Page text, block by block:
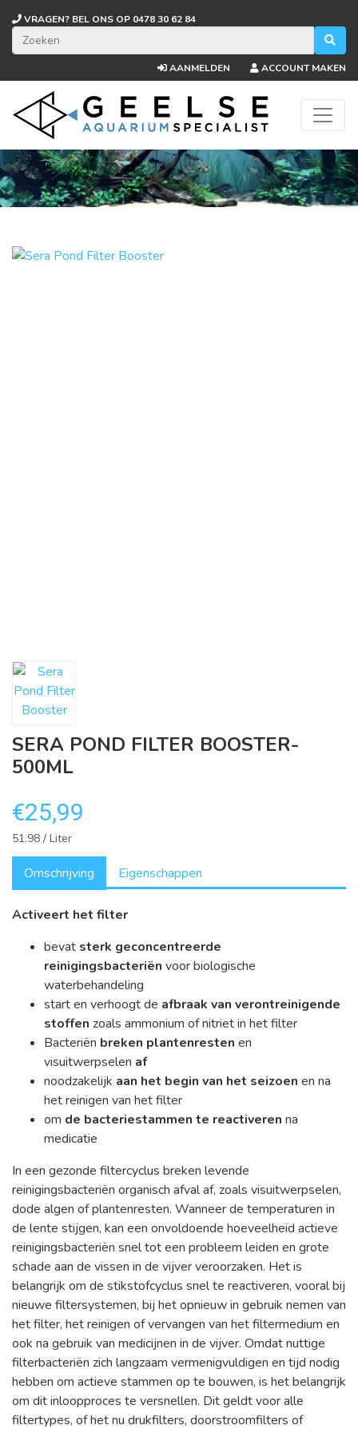
VRAGEN? BEL ONS OP 0478 30 62 84
AANMELDEN ACCOUNT MAKEN
SERA POND FILTER BOOSTER-
500ML
€25,99
51.98 / Liter
Omschrijving Eigenschappen
Activeert het filter
bevat sterk geconcentreerde
reinigingsbacteriën voor biologische
waterbehandeling
start en verhoogt de afbraak van verontreinigende
stoffen zoals ammonium of nitriet in het filter
Bacteriën breken plantenresten en
visuitwerpselen af
noodzakelijk aan het begin van het seizoen en na
het reinigen van het filter
om de bacteriestammen te reactiveren na
medicatie
In een gezonde filtercyclus breken levende
reinigingsbacteriën organisch afval af, zoals visuitwerpselen,
dode algen of plantenresten. Wanneer de temperaturen in
de lente stijgen, kan een onvoldoende hoeveelheid actieve
reinigingsbacteriën snel tot een probleem leiden en grote
schade aan de vissen in de vijver veroorzaken. Het is
belangrijk om de stikstofcyclus snel te reactiveren, vooral bij
nieuwe filtersystemen, bij het opnieuw in gebruik nemen van
het filter, het reinigen of vervangen van het filtermedium en
ook na gebruik van medicijnen in de vijver. Omdat nuttige
filterbacteriën zich langzaam vermenigvuldigen en tijd nodig
hebben om actieve stammen op te bouwen, is het belangrijk
om dit inloopproces te versnellen. Dit geldt voor alle
filtertypes, of het nu drukfilters, doorstroomfilters of